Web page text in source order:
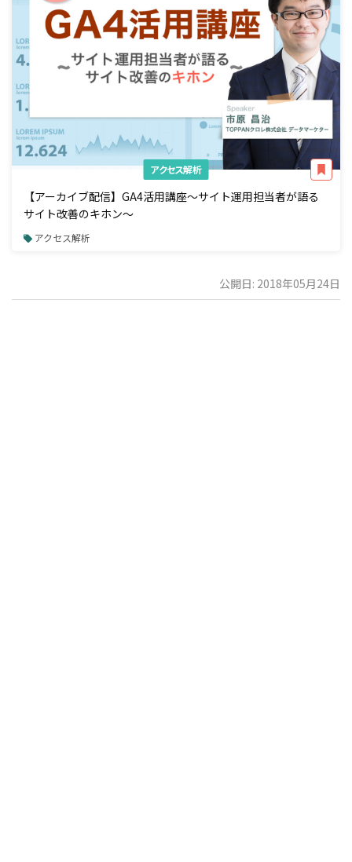
アクセス解析
【アーカイブ配信】GA4活用講座～サイト運用担当者が語る
サイト改善のキホン～
アクセス解析
公開日: 2018年05月24日